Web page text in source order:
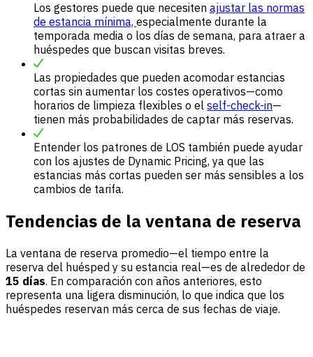
Los gestores puede que necesiten ajustar las normas
de estancia mínima, especialmente durante la
temporada media o los días de semana, para atraer a
huéspedes que buscan visitas breves.
Las propiedades que pueden acomodar estancias
cortas sin aumentar los costes operativos—como
horarios de limpieza flexibles o el self-check-in—
tienen más probabilidades de captar más reservas.
Entender los patrones de LOS también puede ayudar
con los ajustes de Dynamic Pricing, ya que las
estancias más cortas pueden ser más sensibles a los
cambios de tarifa.
Tendencias de la ventana de reserva
La ventana de reserva promedio—el tiempo entre la
reserva del huésped y su estancia real—es de alrededor de
15 días. En comparación con años anteriores, esto
representa una ligera disminución, lo que indica que los
huéspedes reservan más cerca de sus fechas de viaje.